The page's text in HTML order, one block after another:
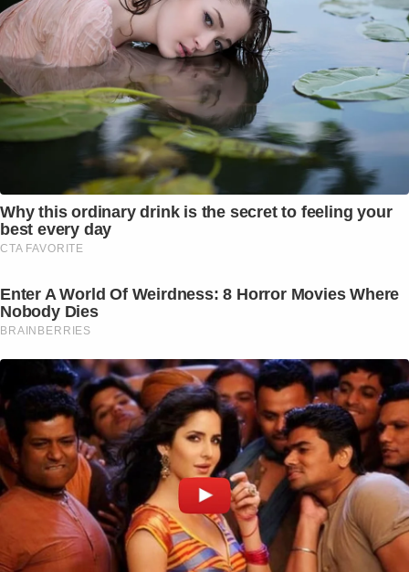
Why this ordinary drink is the secret to feeling your
best every day
CTA FAVORITE
Enter A World Of Weirdness: 8 Horror Movies Where
Nobody Dies
BRAINBERRIES